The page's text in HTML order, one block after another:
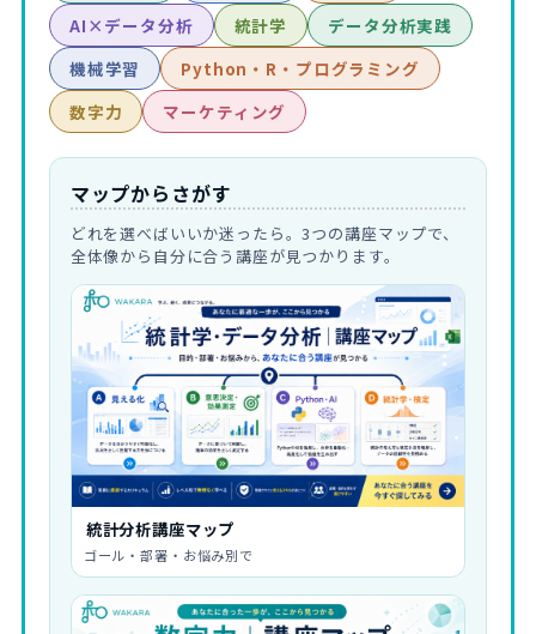
AI×データ分析
統計学
データ分析実践
機械学習
Python・R・プログラミング
数字力
マーケティング
マップからさがす
どれを選べばいいか迷ったら。3つの講座マップで、
全体像から自分に合う講座が見つかります。
統計分析講座マップ
ゴール・部署・お悩み別で